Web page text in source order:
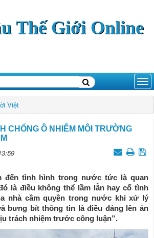
Thế Giới Online
Việt
CHỐNG Ô NHIỄM MÔI TRƯỜNG
đến tình hình trong nước tức là quan
là điều không thể lầm lẫn hay cố tình
nhà cầm quyền trong nước khi xử lý
bưng bít thông tin là điều đáng lên án
trách nhiệm trước công luận”.